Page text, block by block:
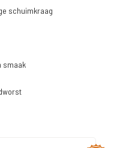
schuimkraag
smaak